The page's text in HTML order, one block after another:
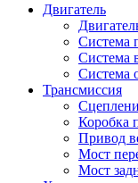
Двигатель
Система
Система
Система
Трансмиссия
Коробка
Привод
Мост
Мост